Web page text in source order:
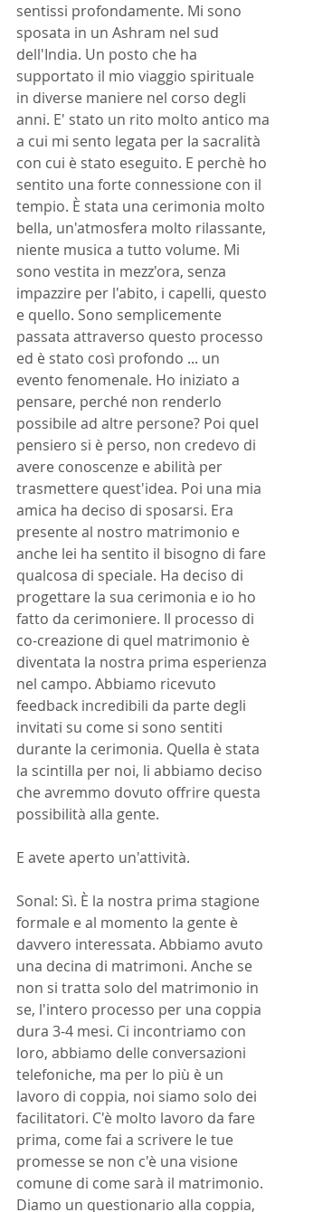
sentissi profondamente. Mi sono
sposata in un Ashram nel sud
dell'India. Un posto che ha
supportato il mio viaggio spirituale
in diverse maniere nel corso degli
anni. E' stato un rito molto antico ma
a cui mi sento legata per la sacralità
con cui è stato eseguito. E perchè ho
sentito una forte connessione con il
tempio. È stata una cerimonia molto
bella, un'atmosfera molto rilassante,
niente musica a tutto volume. Mi
sono vestita in mezz'ora, senza
impazzire per l'abito, i capelli, questo
e quello. Sono semplicemente
passata attraverso questo processo
ed è stato così profondo ... un
evento fenomenale. Ho iniziato a
pensare, perché non renderlo
possibile ad altre persone? Poi quel
pensiero si è perso, non credevo di
avere conoscenze e abilità per
trasmettere quest'idea. Poi una mia
amica ha deciso di sposarsi. Era
presente al nostro matrimonio e
anche lei ha sentito il bisogno di fare
qualcosa di speciale. Ha deciso di
progettare la sua cerimonia e io ho
fatto da cerimoniere. Il processo di
co-creazione di quel matrimonio è
diventata la nostra prima esperienza
nel campo. Abbiamo ricevuto
feedback incredibili da parte degli
invitati su come si sono sentiti
durante la cerimonia. Quella è stata
la scintilla per noi, li abbiamo deciso
che avremmo dovuto offrire questa
possibilità alla gente.
E avete aperto un'attività.
Sonal: Sì. È la nostra prima stagione
formale e al momento la gente è
davvero interessata. Abbiamo avuto
una decina di matrimoni. Anche se
non si tratta solo del matrimonio in
se, l'intero processo per una coppia
dura 3-4 mesi. Ci incontriamo con
loro, abbiamo delle conversazioni
telefoniche, ma per lo più è un
lavoro di coppia, noi siamo solo dei
facilitatori. C'è molto lavoro da fare
prima, come fai a scrivere le tue
promesse se non c'è una visione
comune di come sarà il matrimonio.
Diamo un questionario alla coppia,